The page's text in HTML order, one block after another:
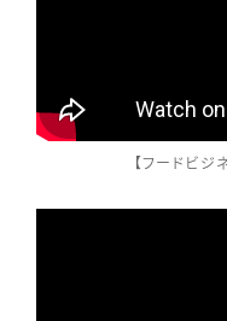
【フードビジ